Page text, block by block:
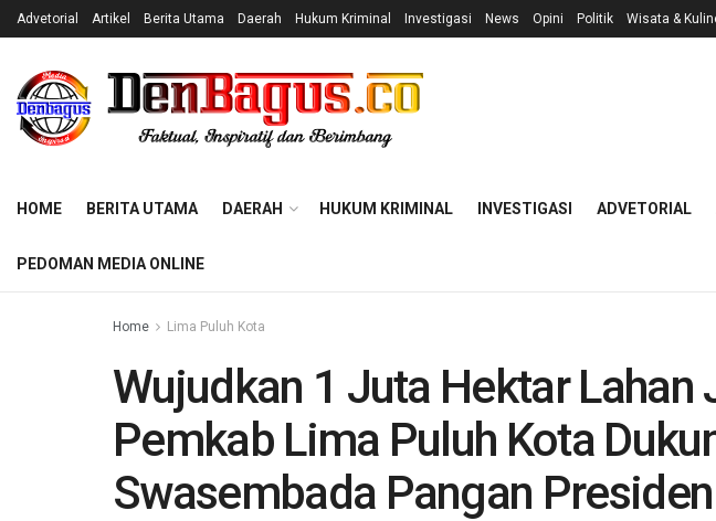
Advetorial Artikel Berita Utama Daerah Hukum Kriminal Investigasi News Opini Politik Wisata &
HOME BERITA UTAMA DAERAH HUKUM KRIMINAL INVESTIGASI ADVETORIAL
PEDOMAN MEDIA ONLINE
Home Lima Puluh Kota
Wujudkan 1 Juta Hektar Lahan
Pemkab Lima Puluh Kota
Swasembada Pangan